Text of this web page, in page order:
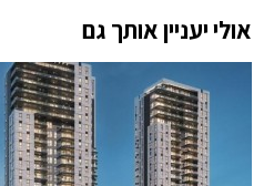
אולי יעניין אותך גם